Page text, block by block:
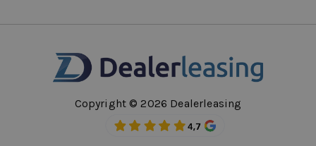
Copyright © 2026 Dealerleasing